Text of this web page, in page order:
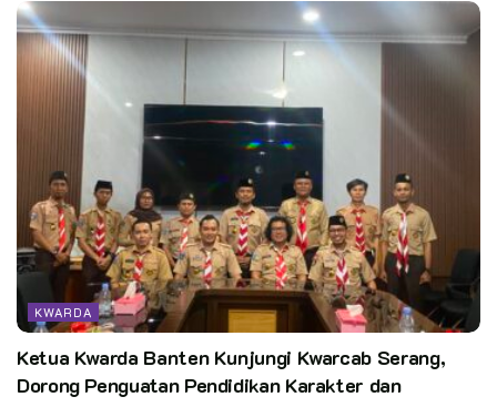
KWARDA
Ketua Kwarda Banten Kunjungi Kwarcab Serang,
Dorong Penguatan Pendidikan Karakter dan